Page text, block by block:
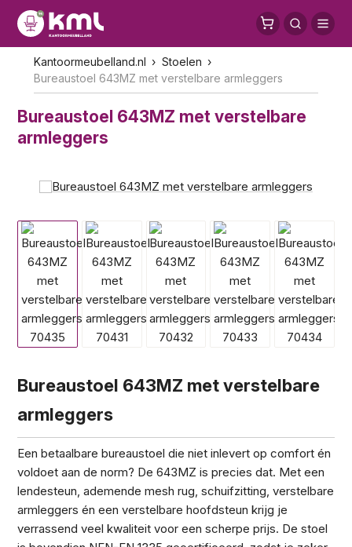
Kantoormeubelland.nl
Stoelen
Bureaustoel 643MZ met verstelbare armleggers
Bureaustoel 643MZ met verstelbare
armleggers
Bureaustoel 643MZ met verstelbare
armleggers
Een betaalbare bureaustoel die niet inlevert op comfort én
voldoet aan de norm? De 643MZ is precies dat. Met een
lendesteun, ademende mesh rug, schuifzitting, verstelbare
armleggers én een verstelbare hoofdsteun krijg je
verrassend veel kwaliteit voor een scherpe prijs. De stoel